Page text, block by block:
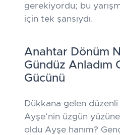
gerekiyordu; bu
için tek şansıydı.
Anahtar Dönüm
Gündüz Anladım
Gücünü
Dükkana gelen
Ayşe’nin üzgün
oldu Ayşe hanım?